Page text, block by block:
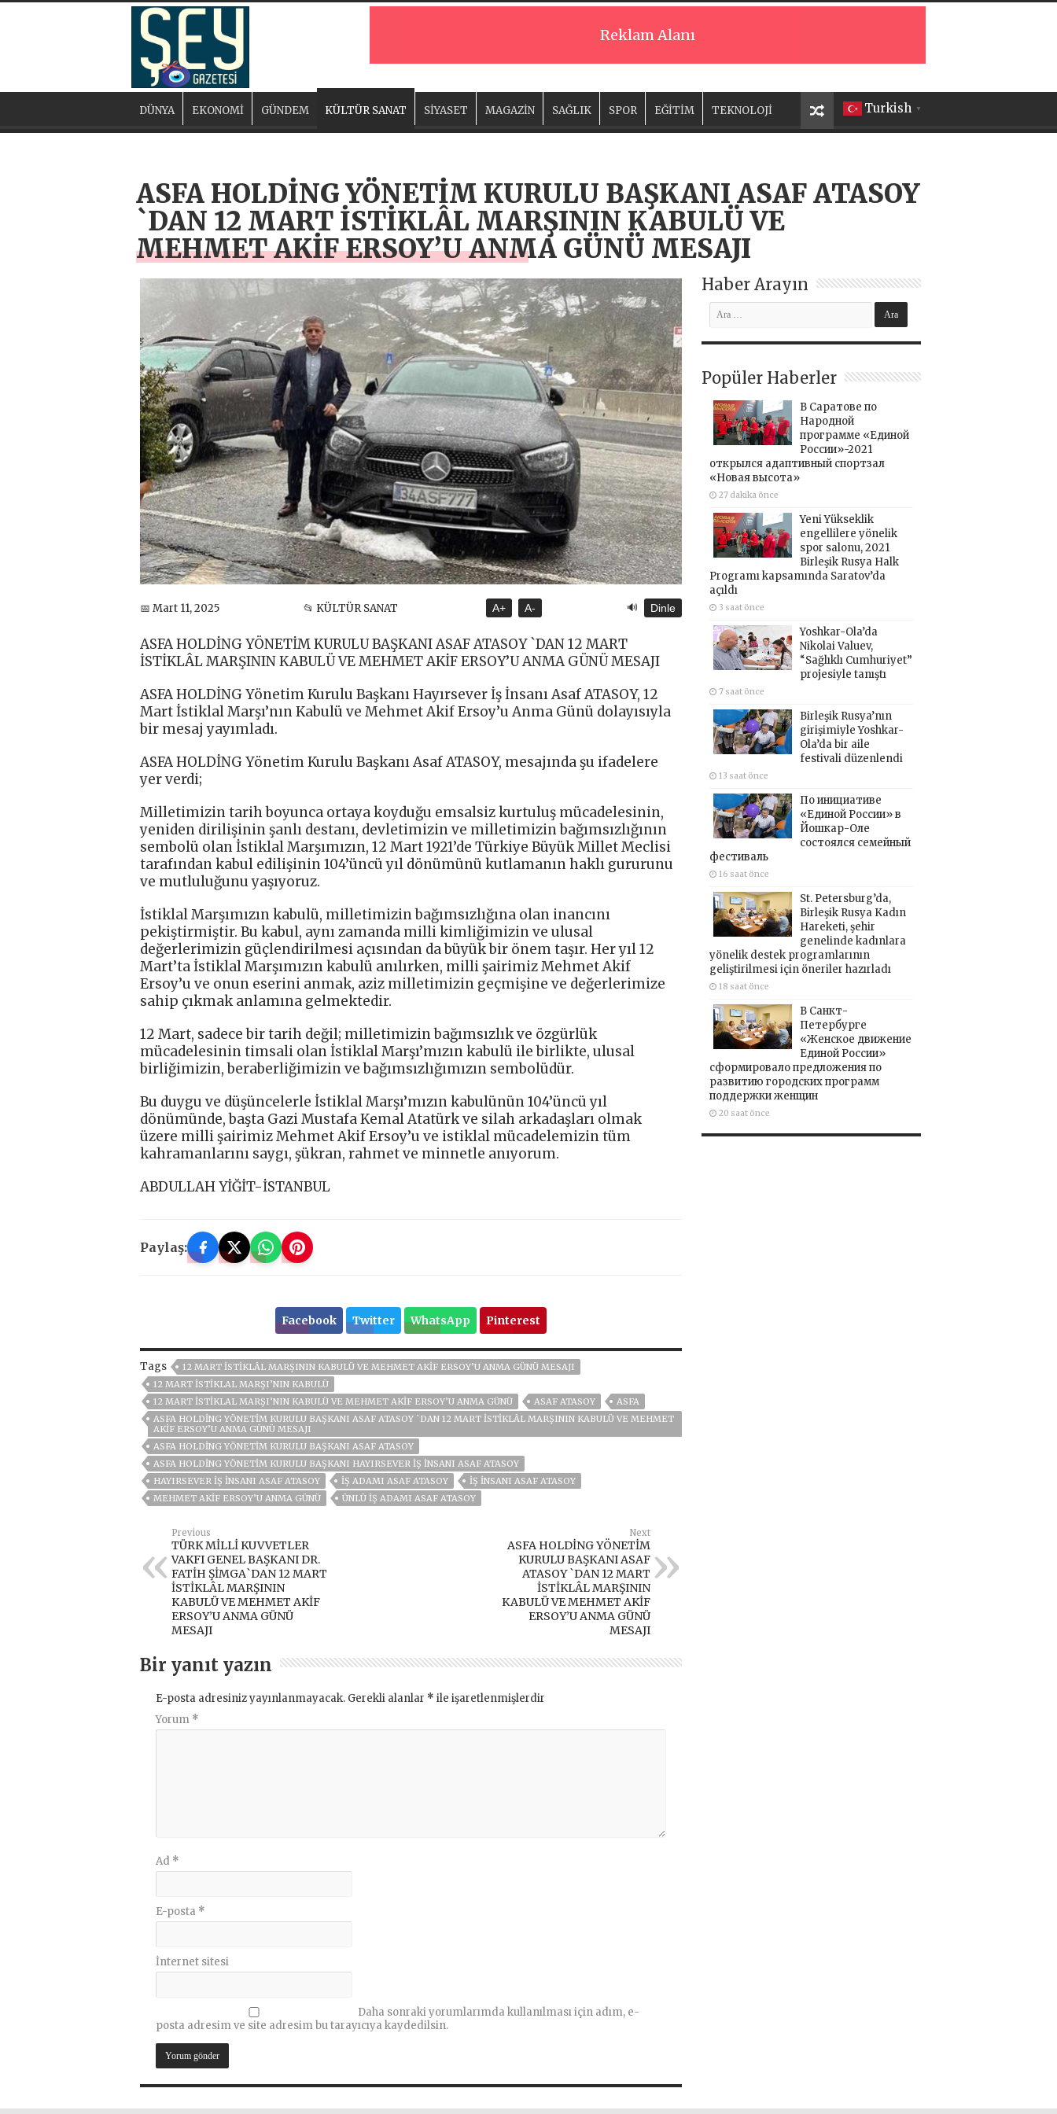
Reklam Alanı
Turkish ▼
DÜNYA EKONOMİ GÜNDEM KÜLTÜR SANAT SİYASET MAGAZİN SAĞLIK SPOR EĞİTİM TEKNOLOJİ
ASFA HOLDİNG YÖNETİM KURULU BAŞKANI ASAF ATASOY
`DAN 12 MART İSTİKLÂL MARŞININ KABULÜ VE
MEHMET AKİF ERSOY’U ANMA GÜNÜ MESAJI
📅 Mart 11, 2025 📂 KÜLTÜR SANAT A+ A- 🔊 Dinle
ASFA HOLDİNG YÖNETİM KURULU BAŞKANI ASAF ATASOY `DAN 12 MART
İSTİKLÂL MARŞININ KABULÜ VE MEHMET AKİF ERSOY’U ANMA GÜNÜ MESAJI
ASFA HOLDİNG Yönetim Kurulu Başkanı Hayırsever İş İnsanı Asaf ATASOY, 12
Mart İstiklal Marşı’nın Kabulü ve Mehmet Akif Ersoy’u Anma Günü dolayısıyla
bir mesaj yayımladı.
ASFA HOLDİNG Yönetim Kurulu Başkanı Asaf ATASOY, mesajında şu ifadelere
yer verdi;
Milletimizin tarih boyunca ortaya koyduğu emsalsiz kurtuluş mücadelesinin,
yeniden dirilişinin şanlı destanı, devletimizin ve milletimizin bağımsızlığının
sembolü olan İstiklal Marşımızın, 12 Mart 1921’de Türkiye Büyük Millet Meclisi
tarafından kabul edilişinin 104’üncü yıl dönümünü kutlamanın haklı gururunu
ve mutluluğunu yaşıyoruz.
İstiklal Marşımızın kabulü, milletimizin bağımsızlığına olan inancını
pekiştirmiştir. Bu kabul, aynı zamanda milli kimliğimizin ve ulusal
değerlerimizin güçlendirilmesi açısından da büyük bir önem taşır. Her yıl 12
Mart’ta İstiklal Marşımızın kabulü anılırken, milli şairimiz Mehmet Akif
Ersoy’u ve onun eserini anmak, aziz milletimizin geçmişine ve değerlerimize
sahip çıkmak anlamına gelmektedir.
12 Mart, sadece bir tarih değil; milletimizin bağımsızlık ve özgürlük
mücadelesinin timsali olan İstiklal Marşı’mızın kabulü ile birlikte, ulusal
birliğimizin, beraberliğimizin ve bağımsızlığımızın sembolüdür.
Bu duygu ve düşüncelerle İstiklal Marşı’mızın kabulünün 104’üncü yıl
dönümünde, başta Gazi Mustafa Kemal Atatürk ve silah arkadaşları olmak
üzere milli şairimiz Mehmet Akif Ersoy’u ve istiklal mücadelemizin tüm
kahramanlarını saygı, şükran, rahmet ve minnetle anıyorum.
ABDULLAH YİĞİT-İSTANBUL
Paylaş:
Facebook Twitter WhatsApp Pinterest
Tags
12 MART İSTİKLÂL MARŞININ KABULÜ VE MEHMET AKİF ERSOY’U ANMA GÜNÜ MESAJI
12 MART İSTIKLAL MARŞI’NIN KABULÜ
12 MART İSTIKLAL MARŞI’NIN KABULÜ VE MEHMET AKIF ERSOY’U ANMA GÜNÜ
ASAF ATASOY
ASFA
ASFA HOLDİNG YÖNETİM KURULU BAŞKANI ASAF ATASOY `DAN 12 MART İSTİKLÂL MARŞININ KABULÜ VE MEHMET
AKİF ERSOY’U ANMA GÜNÜ MESAJI
ASFA HOLDİNG YÖNETIM KURULU BAŞKANI ASAF ATASOY
ASFA HOLDİNG YÖNETIM KURULU BAŞKANI HAYIRSEVER İŞ İNSANI ASAF ATASOY
HAYIRSEVER İŞ İNSANI ASAF ATASOY
IŞ ADAMI ASAF ATASOY
İŞ INSANI ASAF ATASOY
MEHMET AKIF ERSOY’U ANMA GÜNÜ
ÜNLÜ IŞ ADAMI ASAF ATASOY
Previous
TÜRK MİLLİ KUVVETLER
VAKFI GENEL BAŞKANI DR.
FATİH ŞİMGA`DAN 12 MART
İSTİKLÂL MARŞININ
KABULÜ VE MEHMET AKİF
ERSOY’U ANMA GÜNÜ
MESAJI
Next
ASFA HOLDİNG YÖNETİM
KURULU BAŞKANI ASAF
ATASOY `DAN 12 MART
İSTİKLÂL MARŞININ
KABULÜ VE MEHMET AKİF
ERSOY’U ANMA GÜNÜ
MESAJI
Bir yanıt yazın
E-posta adresiniz yayınlanmayacak. Gerekli alanlar * ile işaretlenmişlerdir
Yorum *
Ad *
E-posta *
İnternet sitesi
Daha sonraki yorumlarımda kullanılması için adım, e-
posta adresim ve site adresim bu tarayıcıya kaydedilsin.
Haber Arayın
Popüler Haberler
В Саратове по
Народной
программе «Единой
России»-2021
открылся адаптивный спортзал
«Новая высота»
27 dakika önce
Yeni Yükseklik
engellilere yönelik
spor salonu, 2021
Birleşik Rusya Halk
Programı kapsamında Saratov’da
açıldı
3 saat önce
Yoshkar-Ola’da
Nikolai Valuev,
“Sağlıklı Cumhuriyet”
projesiyle tanıştı
7 saat önce
Birleşik Rusya’nın
girişimiyle Yoshkar-
Ola’da bir aile
festivali düzenlendi
13 saat önce
По инициативе
«Единой России» в
Йошкар-Оле
состоялся семейный
фестиваль
16 saat önce
St. Petersburg’da,
Birleşik Rusya Kadın
Hareketi, şehir
genelinde kadınlara
yönelik destek programlarının
geliştirilmesi için öneriler hazırladı
18 saat önce
В Санкт-
Петербурге
«Женское движение
Единой России»
сформировало предложения по
развитию городских программ
поддержки женщин
20 saat önce